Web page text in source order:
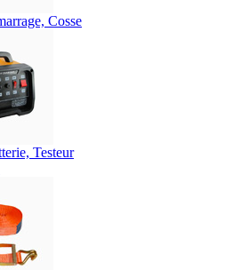
Cosse
Testeur